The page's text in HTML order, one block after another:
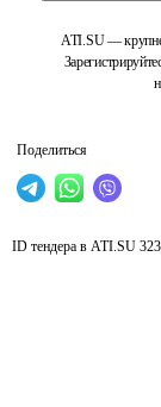
ATI.SU —
Поделиться
ID тендера в ATI.SU